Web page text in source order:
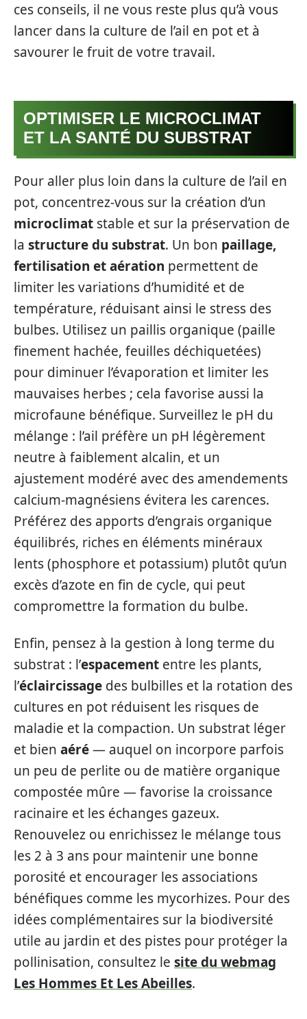
ces conseils, il ne vous reste plus qu’à vous
lancer dans la culture de l’ail en pot et à
savourer le fruit de votre travail.
OPTIMISER LE MICROCLIMAT
ET LA SANTÉ DU SUBSTRAT
Pour aller plus loin dans la culture de l’ail en
pot, concentrez-vous sur la création d’un
microclimat stable et sur la préservation de
la structure du substrat. Un bon paillage,
fertilisation et aération permettent de
limiter les variations d’humidité et de
température, réduisant ainsi le stress des
bulbes. Utilisez un paillis organique (paille
finement hachée, feuilles déchiquetées)
pour diminuer l’évaporation et limiter les
mauvaises herbes ; cela favorise aussi la
microfaune bénéfique. Surveillez le pH du
mélange : l’ail préfère un pH légèrement
neutre à faiblement alcalin, et un
ajustement modéré avec des amendements
calcium-magnésiens évitera les carences.
Préférez des apports d’engrais organique
équilibrés, riches en éléments minéraux
lents (phosphore et potassium) plutôt qu’un
excès d’azote en fin de cycle, qui peut
compromettre la formation du bulbe.
Enfin, pensez à la gestion à long terme du
substrat : l’espacement entre les plants,
l’éclaircissage des bulbilles et la rotation des
cultures en pot réduisent les risques de
maladie et la compaction. Un substrat léger
et bien aéré— auquel on incorpore parfois
un peu de perlite ou de matière organique
compostée mûre — favorise la croissance
racinaire et les échanges gazeux.
Renouvelez ou enrichissez le mélange tous
les 2 à 3 ans pour maintenir une bonne
porosité et encourager les associations
bénéfiques comme les mycorhizes. Pour des
idées complémentaires sur la biodiversité
utile au jardin et des pistes pour protéger la
pollinisation, consultez le site du webmag
Les Hommes Et Les Abeilles.